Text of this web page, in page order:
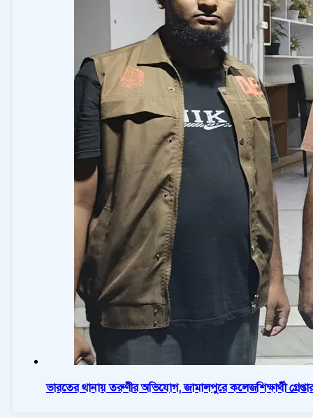
ভারতের থানায় তরুণীর অভিযোগ, জামালপুরে কলেজশিক্ষার্থী